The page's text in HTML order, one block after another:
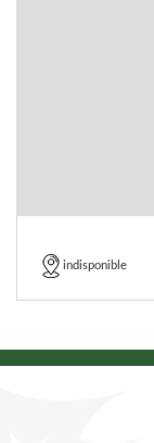
indisponible